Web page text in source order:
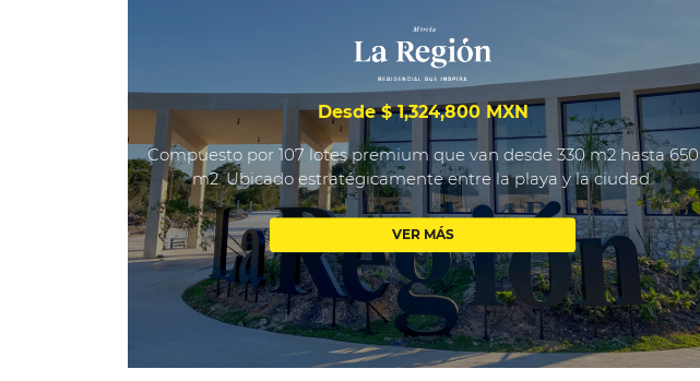
Desde $ 1,324,800 MXN
Compuesto por 107 lotes premium que van desde 330 m2 hasta 650
m2. Ubicado estratégicamente entre la playa y la ciudad.
VER MÁS